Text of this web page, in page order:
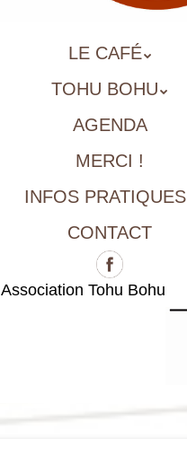
LE CAFÉ
TOHU BOHU
AGENDA
MERCI !
INFOS PRATIQUES
CONTACT
Association Tohu Bohu